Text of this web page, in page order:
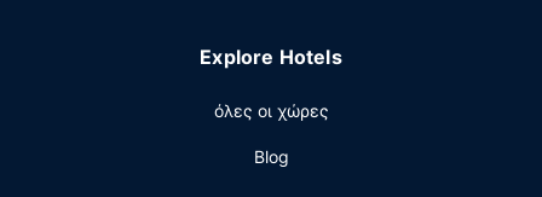
επιχειρηματικό κέντρο, γρήγορο check-out και ρεσεψιόν
στάθμευση χωρίς παρκαδόρο.
Explore Hotels
όλες οι χώρες
Blog